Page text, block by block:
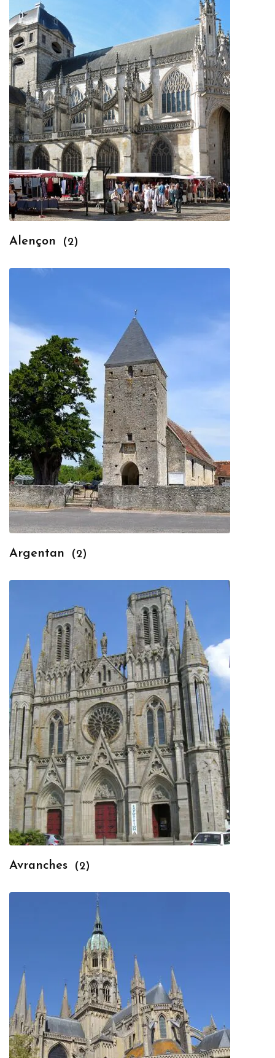
Alençon (2)
Argentan (2)
Avranches (2)